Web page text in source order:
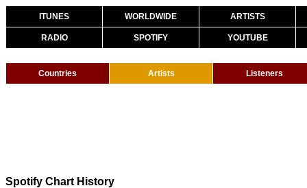
ITUNES WORLDWIDE ARTISTS
RADIO SPOTIFY YOUTUBE
Countries Artists Listeners
Spotify Chart History